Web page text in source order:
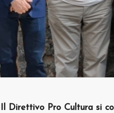
Il Direttivo Pro Cultura si